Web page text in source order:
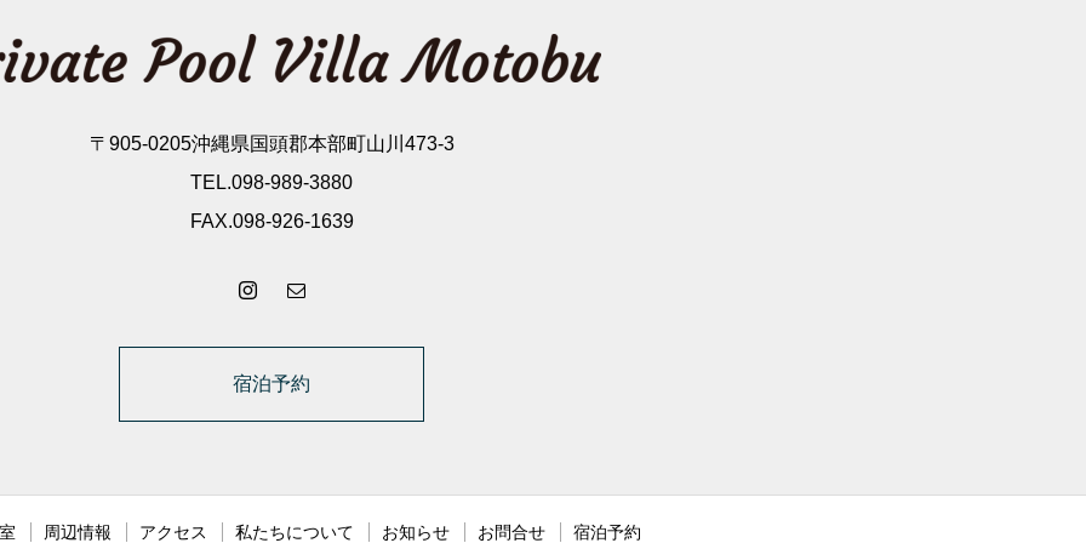
〒905-0205沖縄県国頭郡本部町山川473-3
TEL.098-989-3880
FAX.098-926-1639
宿泊予約
周辺情報 アクセス 私たちについて お知らせ お問合せ 宿泊予約